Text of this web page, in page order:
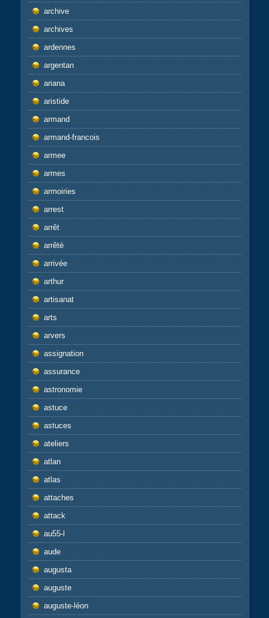
archive
archives
ardennes
argentan
ariana
aristide
armand
armand-francois
armee
armes
armoiries
arrest
arrêt
arrêté
arrivée
arthur
artisanat
arts
arvers
assignation
assurance
astronomie
astuce
astuces
ateliers
atlan
atlas
attaches
attack
au55-l
aude
augusta
auguste
auguste-léon